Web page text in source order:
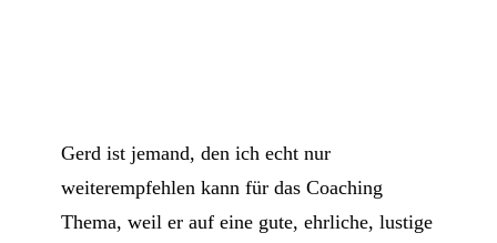
Gerd ist jemand, den ich echt nur
weiterempfehlen kann für das Coaching
Thema, weil er auf eine gute, ehrliche, lustige